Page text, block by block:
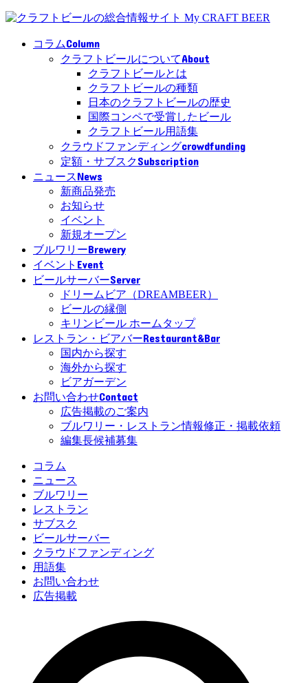
コラムColumn
クラフトビールについてAbout
クラフトビールとは
クラフトビールの種類
日本のクラフトビールの歴史
国際コンペで受賞したビール
クラフトビール用語集
クラウドファンディングcrowdfunding
定額・サブスクSubscription
ニュースNews
新商品発売
お知らせ
イベント
新規オープン
ブルワリーBrewery
イベント Event
ビールサーバーServer
ドリームビア（DREAMBEER）
ビールの縁側
キリンビール ホームタップ
レストラン・ビアバーRestaurant&Bar
国内から探す
海外から探す
ビアガーデン
お問い合わせContact
広告掲載のご案内
ブルワリー・レストラン情報修正・掲載依頼
編集長候補募集
コラム
ニュース
ブルワリー
レストラン
サブスク
ビールサーバー
クラウドファンディング
用語集
お問い合わせ
広告掲載